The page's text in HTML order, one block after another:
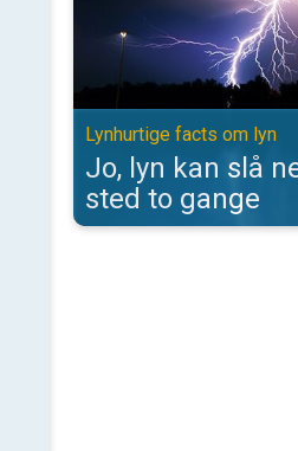
Lynhurtige facts om lyn
Jo, lyn kan slå
sted to gange